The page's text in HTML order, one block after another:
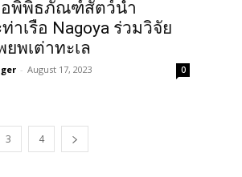
อพิพิธภัณฑ์สัตว์น้ำ
าเรือ Nagoya ร่วมวิจัย
ยพเต่าทะเล
- August 17, 2023 0
3 4